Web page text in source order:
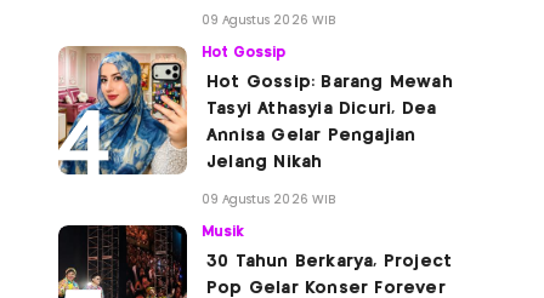
09 Agustus 2026 WIB
Hot Gossip
Hot Gossip: Barang Mewah
Tasyi Athasyia Dicuri, Dea
Annisa Gelar Pengajian
Jelang Nikah
09 Agustus 2026 WIB
Musik
30 Tahun Berkarya, Project
Pop Gelar Konser Forever